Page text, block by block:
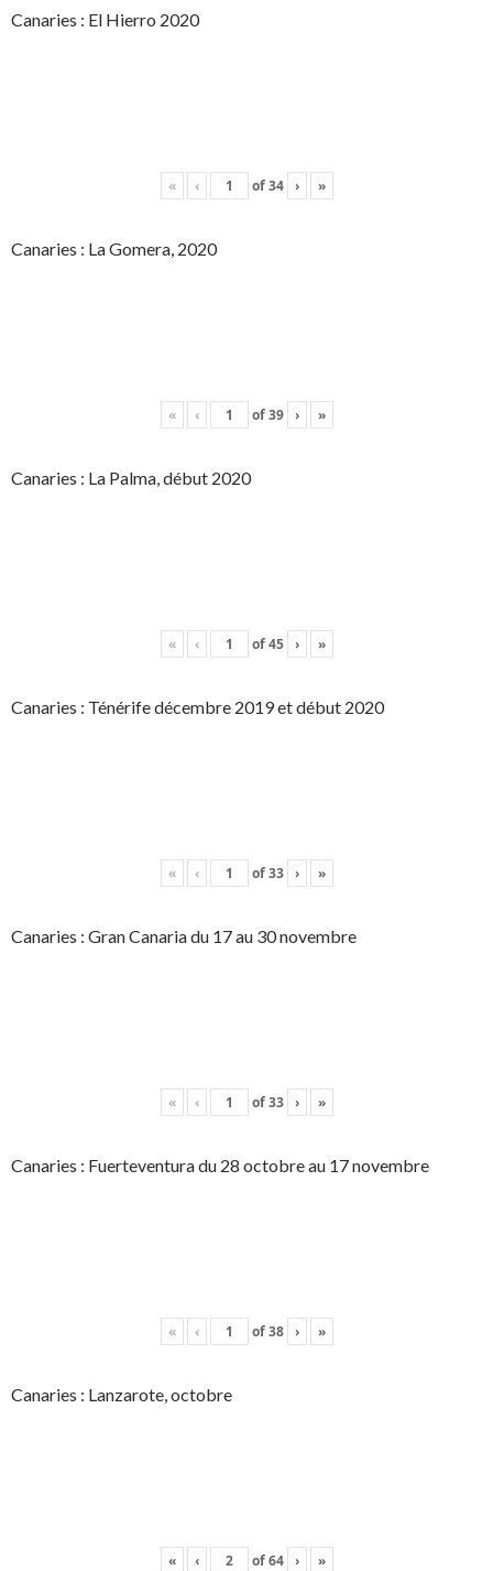
Canaries : El Hierro 2020
« ‹ of34 › »
Canaries : La Gomera, 2020
« ‹ of39 › »
Canaries : La Palma, début 2020
« ‹ of45 › »
Canaries : Ténérife décembre 2019 et début 2020
« ‹ of33 › »
Canaries : Gran Canaria du 17 au 30 novembre
« ‹ of33 › »
Canaries : Fuerteventura du 28 octobre au 17 novembre
« ‹ of38 › »
Canaries : Lanzarote, octobre
« ‹ of64 › »